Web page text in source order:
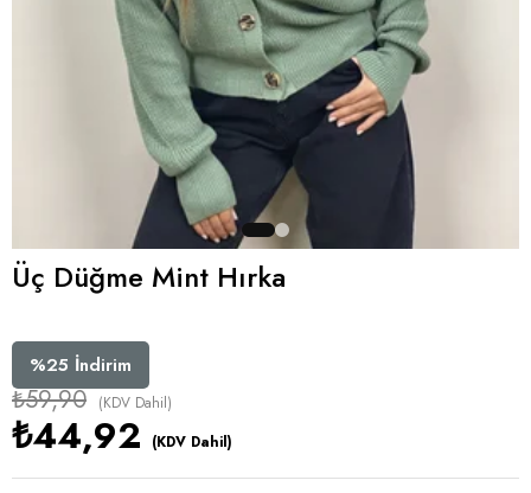
Üç Düğme Mint Hırka
%25 İndirim
₺59,90 (KDV Dahil)
₺44,92 (KDV Dahil)